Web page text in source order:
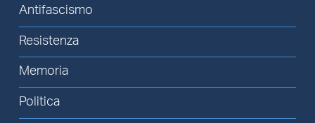
Antifascismo
Resistenza
Memoria
Politica